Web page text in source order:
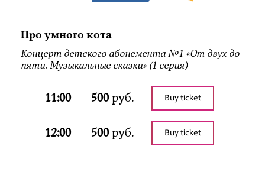
Про умного кота
Концерт детского абонемента №1 «От двух до
пяти. Музыкальные сказки» (1 серия)
11:00 500руб. Buy ticket
12:00 500руб. Buy ticket